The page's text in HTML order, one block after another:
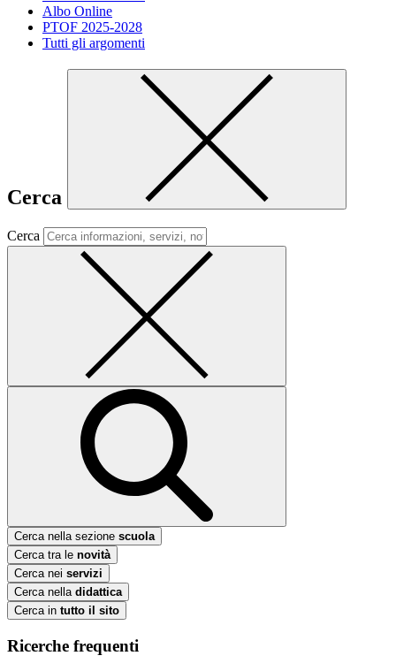
Albo Online
PTOF 2025-2028
Tutti gli argomenti
Cerca
Cerca
Cerca nella sezione scuola
Cerca tra le novità
Cerca nei servizi
Cerca nella didattica
Cerca in tutto il sito
Ricerche frequenti